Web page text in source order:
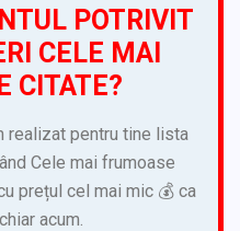
POTRIVIT
CELE MAI
CITATE?
realizat pentru tine lista
Cele mai frumoase
prețul cel mai mic 💰 ca
acum.